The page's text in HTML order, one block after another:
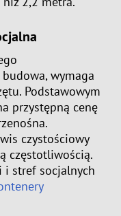
wymaga
Podstawowym
przystępną cenę
czystościowy
częstotliwością.
i stref socjalnych